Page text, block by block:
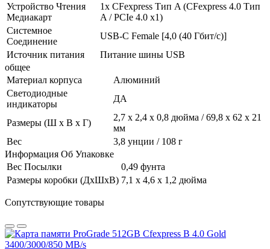
Устройство Чтения
Медиакарт
1x CFexpress Тип A (CFexpress 4.0 Тип
A / PCIe 4.0 x1)
Системное
Соединение
USB-C Female [4,0 (40 Гбит/с)]
Источник питания
Питание шины USB
общее
Материал корпуса
Алюминий
Светодиодные
индикаторы
ДА
Размеры (Ш x В x Г)
2,7 x 2,4 x 0,8 дюйма / 69,8 x 62 x 21
мм
Вес
3,8 унции / 108 г
Информация Об Упаковке
Вес Посылки
0,49 фунта
Размеры коробки (ДхШхВ) 7,1 x 4,6 x 1,2 дюйма
Сопутствующие товары